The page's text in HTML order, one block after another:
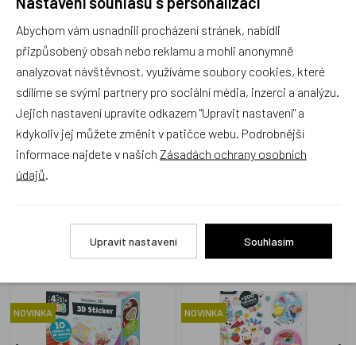
Produkt zatím nemá žádné hodnocení,buďte první, kdo
produkt ohodnotí!
Přidat hodnocení
BUKI 4allKids - Sada 3D
NOVINKA
BUKI 4allKIDS Sada 200 +
NOVINKA
Abychom vám usnadnili procházení stránek, nabídli
přizpůsobený obsah nebo reklamu a mohli anonymně
analyzovat návštěvnost, využíváme soubory cookies, které
sdílíme se svými partnery pro sociální média, inzerci a analýzu.
Jejich nastavení upravíte odkazem "Upravit nastavení" a
kdykoliv jej můžete změnit v patičce webu. Podrobnější
informace najdete v našich Zásadách ochrany osobních
údajů
Upravit nastavení Souhlasím